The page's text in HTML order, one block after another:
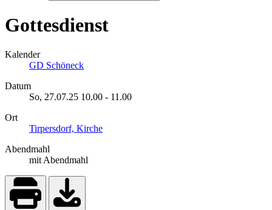
Gottesdienst
Kalender
GD Schöneck
Datum
So, 27.07.25 10.00 - 11.00
Ort
Tirpersdorf, Kirche
Abendmahl
mit Abendmahl